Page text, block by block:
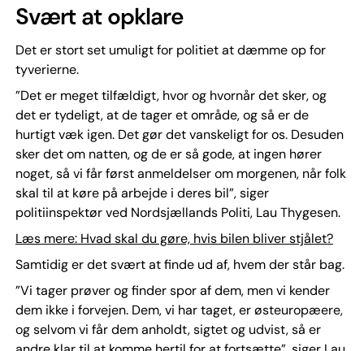
Svært at opklare
Det er stort set umuligt for politiet at dæmme op for
tyverierne.
”Det er meget tilfældigt, hvor og hvornår det sker, og
det er tydeligt, at de tager et område, og så er de
hurtigt væk igen. Det gør det vanskeligt for os. Desuden
sker det om natten, og de er så gode, at ingen hører
noget, så vi får først anmeldelser om morgenen, når folk
skal til at køre på arbejde i deres bil”, siger
politiinspektør ved Nordsjællands Politi, Lau Thygesen.
Læs mere: Hvad skal du gøre, hvis bilen bliver stjålet?
Samtidig er det svært at finde ud af, hvem der står bag.
”Vi tager prøver og finder spor af dem, men vi kender
dem ikke i forvejen. Dem, vi har taget, er østeuropæere,
og selvom vi får dem anholdt, sigtet og udvist, så er